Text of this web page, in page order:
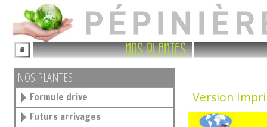
NOS PLANTES
NOS PLANTES
Formule drive
Futurs arrivages
Version